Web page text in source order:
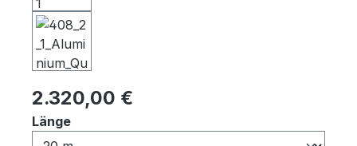
Regulärer Preis:
2.320,00 €
Längeauswählen